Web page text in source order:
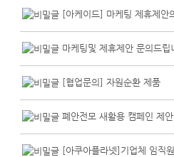
[아케이드] 마케팅 제휴제안의
마케팅및 제휴제안 문의드립니
[협업문의] 자원순환 제품
폐안전모 새활용 캠페인 제안(안전과 환경을 위한 폐안전모를 새
[아쿠아플라넷]기업체 임직원 대상 할인 제휴 제안의 건